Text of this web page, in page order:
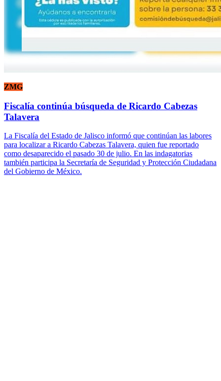
ZMG
Fiscalía continúa búsqueda de Ricardo Cabezas
Talavera
La Fiscalía del Estado de Jalisco informó que continúan las labores
para localizar a Ricardo Cabezas Talavera, quien fue reportado
como desaparecido el pasado 30 de julio. En las indagatorias
también participa la Secretaría de Seguridad y Protección Ciudadana
del Gobierno de México.